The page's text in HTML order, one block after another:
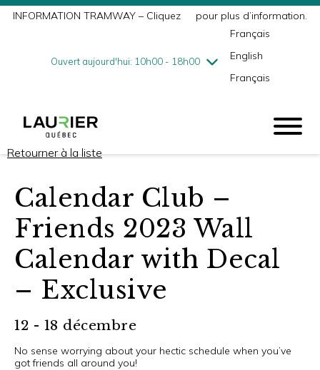
INFORMATION TRAMWAY – Cliquez pour plus d’information.
Ouvert aujourd'hui: 10h00 - 18h00
mercredi8/5
10h00 - 18h00
vendredi8/7
10h00 - 21h00
Français
English
Français
Retourner à la liste
Calendar Club –
Friends 2023 Wall
Calendar with Decal
– Exclusive
12 - 18 décembre
No sense worrying about your hectic schedule when you’ve
got friends all around you!